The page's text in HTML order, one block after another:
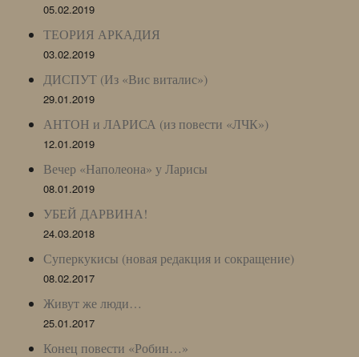
05.02.2019
ТЕОРИЯ АРКАДИЯ
03.02.2019
ДИСПУТ (Из «Вис виталис»)
29.01.2019
АНТОН и ЛАРИСА (из повести «ЛЧК»)
12.01.2019
Вечер «Наполеона» у Ларисы
08.01.2019
УБЕЙ ДАРВИНА!
24.03.2018
Суперкукисы (новая редакция и сокращение)
08.02.2017
Живут же люди…
25.01.2017
Конец повести «Робин…»